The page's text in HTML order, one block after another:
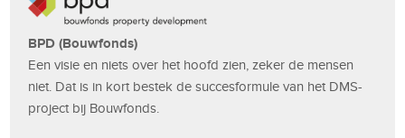
BPD (Bouwfonds)
Een visie en niets over het hoofd zien, zeker de mensen
niet. Dat is in kort bestek de succesformule van het DMS-
project bij Bouwfonds.